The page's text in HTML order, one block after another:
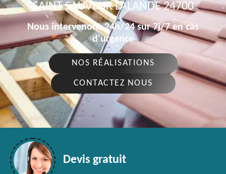
SAINT SAUVEUR LALANDE 24700
Nous intervenons 24h/24 sur 7j/7 en cas
d'urgence
NOS RÉALISATIONS
CONTACTEZ NOUS
Devis gratuit